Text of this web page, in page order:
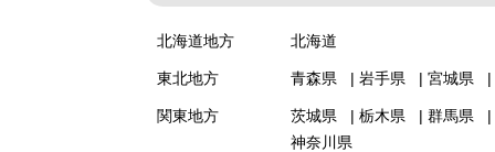
北海道地方 北海道
東北地方 青森県 岩手県 宮城県
関東地方 茨城県 栃木県 群馬県
神奈川県